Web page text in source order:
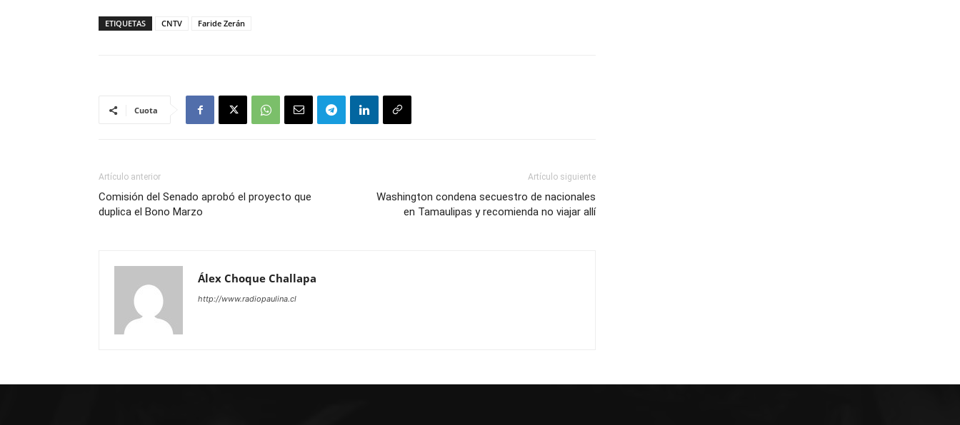
ETIQUETAS CNTV Faride Zerán
Cuota
Artículo anterior
Comisión del Senado aprobó el proyecto que
duplica el Bono Marzo
Artículo siguiente
Washington condena secuestro de nacionales
en Tamaulipas y recomienda no viajar allí
Álex Choque Challapa
http://www.radiopaulina.cl